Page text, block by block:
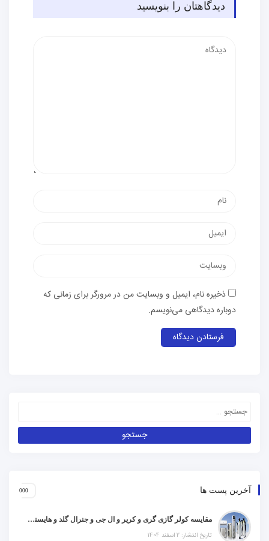
دیدگاهتان را بنویسید
ذخیره نام، ایمیل و وبسایت من در مرورگر برای زمانی که
دوباره دیدگاهی می‌نویسم.
آخرین پست ها
مقایسه کولر گازی گری و کریر و ال جی و جنرال گلد و هایسنس و مدیا و اجنرال
تاریخ انتشار: 2 اسفند 1404